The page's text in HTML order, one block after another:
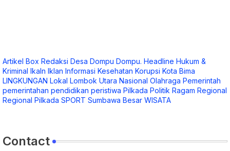
Artikel Box Redaksi Desa Dompu Dompu. Headline Hukum &
Kriminal Ikaln Iklan Informasi Kesehatan Korupsi Kota Bima
LINGKUNGAN Lokal Lombok Utara Nasional Olahraga Pemerintah
pemerintahan pendidikan peristiwa Pilkada Politik Ragam Regional
Regional Pilkada SPORT Sumbawa Besar WISATA
Contact